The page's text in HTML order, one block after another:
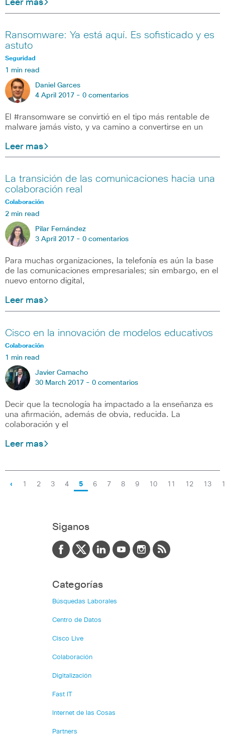
Leer mas
Ransomware: Ya está aquí. Es sofisticado y es
astuto
Seguridad
1 min read
Daniel Garces
4 April 2017 - 0 comentarios
El #ransomware se convirtió en el tipo más rentable de
malware jamás visto, y va camino a convertirse en un
Leer mas
La transición de las comunicaciones hacia una
colaboración real
Colaboración
2 min read
Pilar Fernández
3 April 2017 - 0 comentarios
Para muchas organizaciones, la telefonía es aún la base
de las comunicaciones empresariales; sin embargo, en el
nuevo entorno digital,
Leer mas
Cisco en la innovación de modelos educativos
Colaboración
1 min read
Javier Camacho
30 March 2017 - 0 comentarios
Decir que la tecnología ha impactado a la enseñanza es
una afirmación, además de obvia, reducida. La
colaboración y el
Leer mas
‹ 1 2 3 4 5 6 7 8 9 10 11 12 13
Siganos
Categorías
Búsquedas Laborales
Centro de Datos
Cisco Live
Colaboración
Digitalización
Fast IT
Internet de las Cosas
Partners